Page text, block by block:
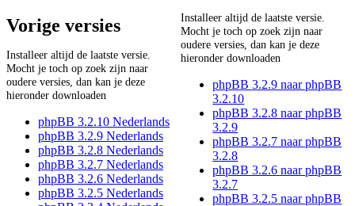
Vorige versies
Installeer altijd de laatste versie.
Mocht je toch op zoek zijn naar
oudere versies, dan kan je deze
hieronder downloaden
phpBB 3.2.10 Nederlands
phpBB 3.2.9 Nederlands
phpBB 3.2.8 Nederlands
phpBB 3.2.7 Nederlands
phpBB 3.2.6 Nederlands
phpBB 3.2.5 Nederlands
Installeer altijd de laatste versie.
Mocht je toch op zoek zijn naar
oudere versies, dan kan je deze
hieronder downloaden
phpBB 3.2.9 naar phpBB
3.2.10
phpBB 3.2.8 naar phpBB
3.2.9
phpBB 3.2.7 naar phpBB
3.2.8
phpBB 3.2.6 naar phpBB
3.2.7
phpBB 3.2.5 naar phpBB